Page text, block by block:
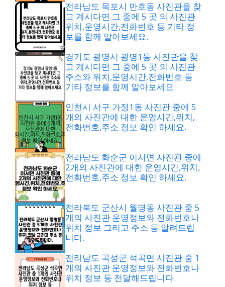
전라남도 목포시 만호동 사진관을 찾
고 계시다면 그 중에 5 곳 의 사진관
위치,운영시간,전화번호 등 기타 정
보를 함께 알아보세요.
경기도 광명시 광명1동 사진관을 찾
고 계시다면 그 중에 5 곳 의 사진관
주소와 위치,운영시간,전화번호 등
기타 정보를 함께 알아보세요.
인천시 서구 가정1동 사진관 중에 5
개의 사진관에 대한 운영시간,위치,
전화번호,주소 정보 확인 하세요.
전라남도 화순군 이서면 사진관 중에
2개의 사진관에 대한 운영시간,위치,
전화번호,주소 정보 확인 하세요.
전라북도 군산시 월명동 사진관 중 5
개의 사진관 운영정보와 전화번호나
위치 정보 그리고 주소 등 알려드립
니다.
전라남도 곡성군 석곡면 사진관 중 1
개의 사진관 운영정보와 전화번호나
위치 정보 등 전달해드립니다.